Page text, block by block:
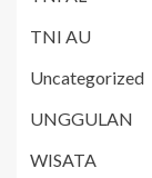
TNI AU
Uncategorized
UNGGULAN
WISATA